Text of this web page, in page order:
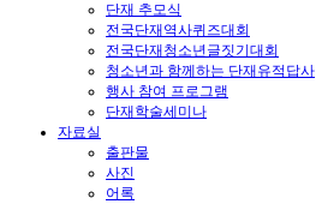
단재 추모식
전국단재역사퀴즈대회
전국단재청소년글짓기대회
청소년과 함께하는 단재유적답사
행사 참여 프로그램
단재학술세미나
자료실
출판물
사진
어록